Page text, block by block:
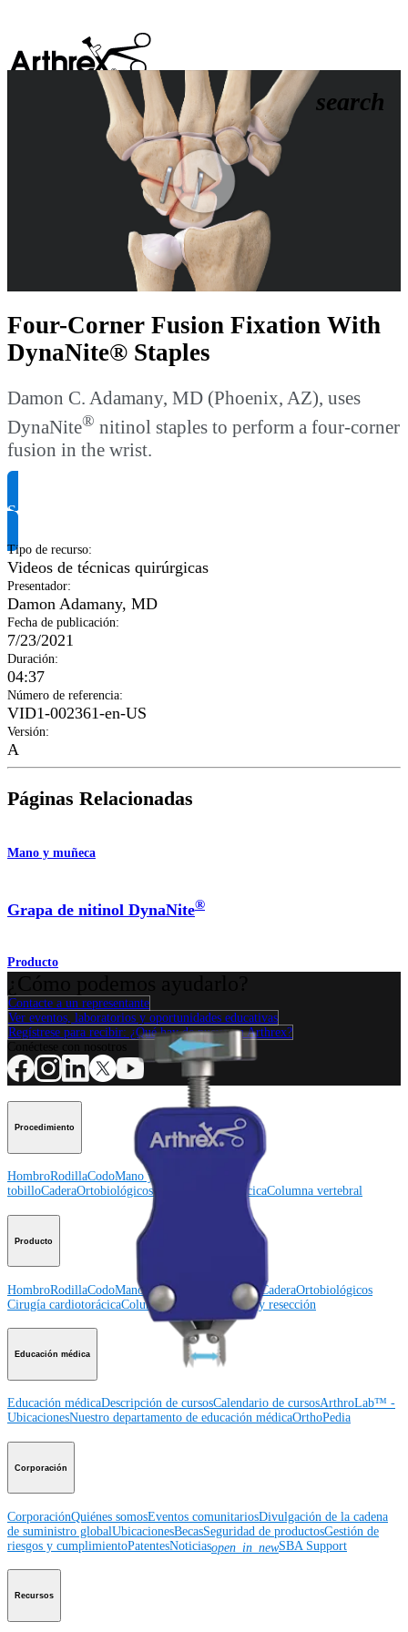
search
Play
Video
Four-Corner Fusion Fixation With
DynaNite® Staples
Damon C. Adamany, MD (Phoenix, AZ), uses
DynaNite® nitinol staples to perform a four-corner
fusion in the wrist.
Solicitar información del producto
Tipo de recurso:
Videos de técnicas quirúrgicas
Presentador:
Damon Adamany, MD
Fecha de publicación:
7/23/2021
Duración:
04:37
Número de referencia:
VID1-002361-en-US
Versión:
A
Páginas Relacionadas
Mano y muñeca
Grapa de nitinol DynaNite®
Producto
Contacte a un representante
Ver eventos, laboratorios y oportunidades educativas
Regístrese para recibir: ¿Qué hay de nuevo en Arthrex?
Procedimiento
HombroRodillaCodoMano y muñeca
tobilloCaderaOrtobiológicosCirugía cardiotorácicaColumna vertebral
Producto
HombroRodillaCodoMano y muñeca Pie y tobilloCaderaOrtobiológicos
Cirugía cardiotorácicaColumna vertebral Imagen y resección
Educación médica
Educación médicaDescripción de cursosCalendario de cursosArthroLab™ -
UbicacionesNuestro departamento de educación médicaOrthoPedia
Corporación
CorporaciónQuiénes somosEventos comunitariosDivulgación de la cadena
de suministro globalUbicacionesBecasSeguridad de productosGestión de
riesgos y cumplimientoPatentesNoticiasopen_in_newSBA Support
Recursos